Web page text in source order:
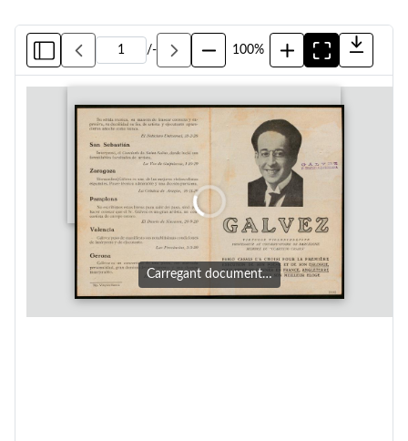
/- 100%
Carregant document…